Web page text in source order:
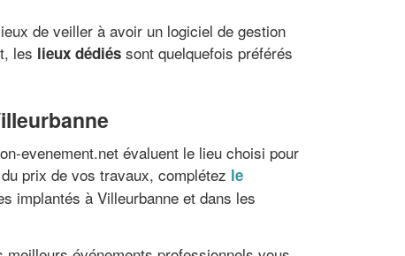
de veiller à avoir un logiciel de gestion
les lieux dédiés sont quelquefois préférés
evenement.net évaluent le lieu choisi pour
prix de vos travaux, complétez le
implantés à Villeurbanne et dans les